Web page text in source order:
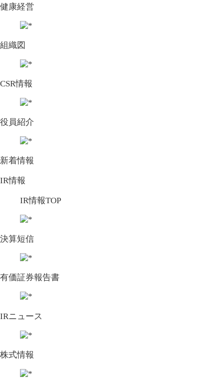
健康経営
組織図
CSR情報
役員紹介
新着情報
IR情報
IR情報TOP
決算短信
有価証券報告書
IRニュース
株式情報